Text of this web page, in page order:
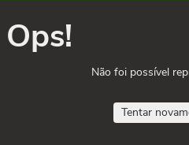
Ops!
Não foi possível
Tentar